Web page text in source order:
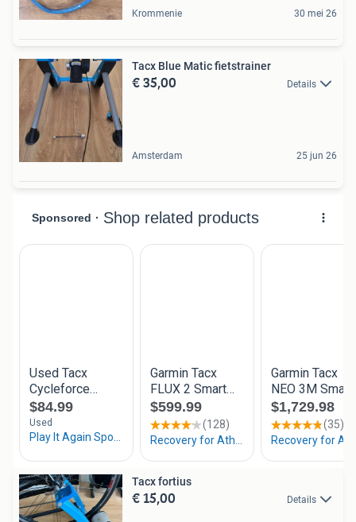
Krommenie 30 mei 26
Tacx Blue Matic fietstrainer
€ 35,00 Details
Amsterdam 25 jun 26
Tacx fortius
€ 15,00 Details